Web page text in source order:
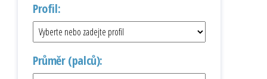
Profil:
Průměr (palců):